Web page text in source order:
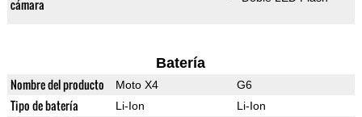
cámara
Batería
Nombre del producto Moto X4 G6
Tipo de batería Li-Ion Li-Ion